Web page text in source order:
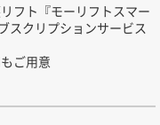
フト『モーリフトスマー
スクリプションサービス
ご用意